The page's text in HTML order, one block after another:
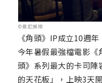
©曼尼娛樂
《角頭》IP成立10週
今年暑假最強檔電影《
頭》系列最大的卡司
的天花板」，上映3天